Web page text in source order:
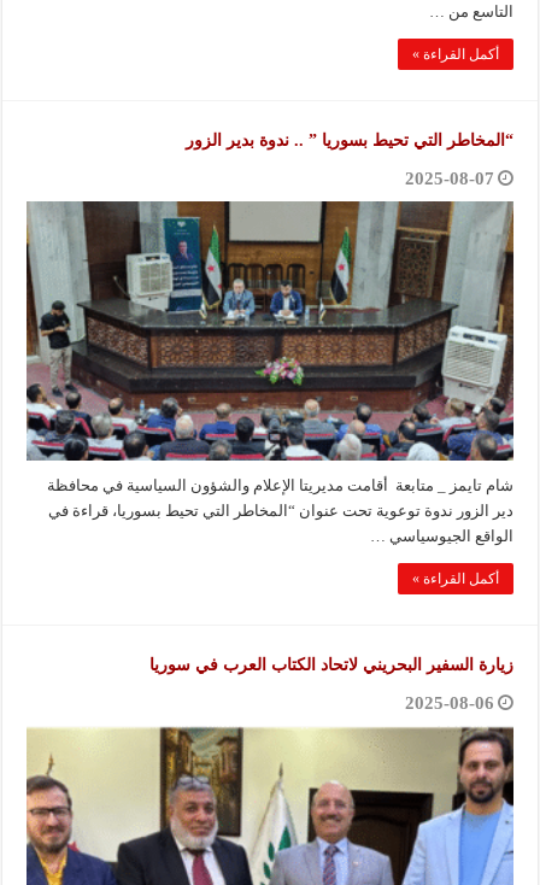
التاسع من …
أكمل القراءة »
“المخاطر التي تحيط بسوريا ” .. ندوة بدير الزور
2025-08-07
شام تايمز _ متابعة أقامت مديريتا الإعلام والشؤون السياسية في محافظة
دير الزور ندوة توعوية تحت عنوان “المخاطر التي تحيط بسوريا، قراءة في
الواقع الجيوسياسي …
أكمل القراءة »
زيارة السفير البحريني لاتحاد الكتاب العرب في سوريا
2025-08-06